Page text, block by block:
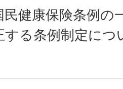
民健康保険条例の
する条例制定につ